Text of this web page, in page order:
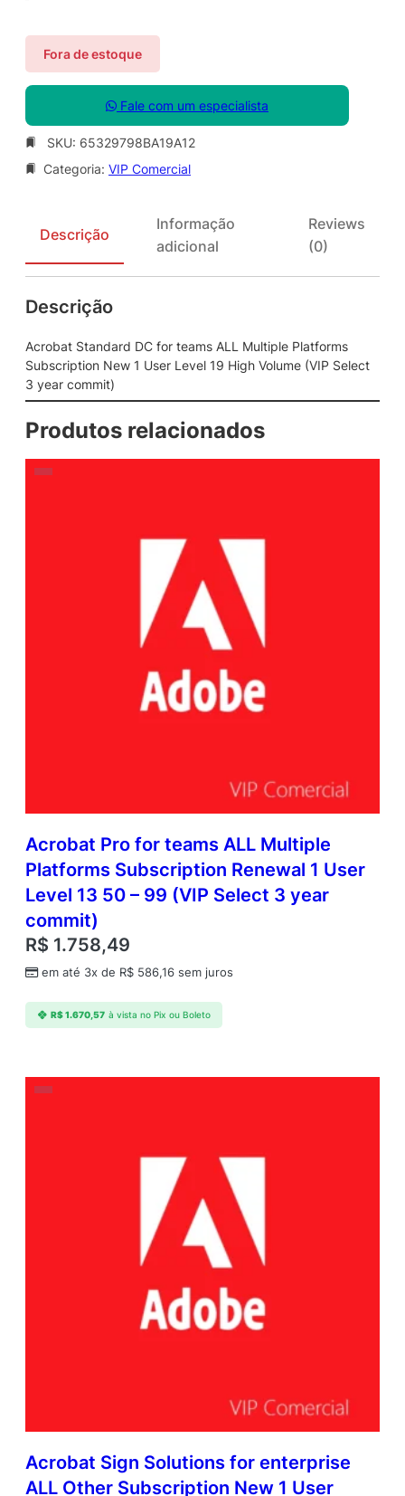
Fora de estoque
Fale com um especialista
SKU: 65329798BA19A12
Categoria: VIP Comercial
Descrição
Informação
adicional
Reviews
(0)
Descrição
Acrobat Standard DC for teams ALL Multiple Platforms
Subscription New 1 User Level 19 High Volume (VIP Select
3 year commit)
Produtos relacionados
Acrobat Pro for teams ALL Multiple
Platforms Subscription Renewal 1 User
Level 13 50 – 99 (VIP Select 3 year
commit)
R$ 1.758,49
em até 3x de R$ 586,16 sem juros
R$1.670,57 à vista no Pix ou Boleto
Acrobat Sign Solutions for enterprise
ALL Other Subscription New 1 User